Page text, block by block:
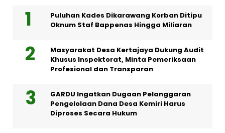
Puluhan Kades Dikarawang Korban Ditipu
Oknum Staf Bappenas Hingga Miliaran
Masyarakat Desa Kertajaya Dukung Audit
Khusus Inspektorat, Minta Pemeriksaan
Profesional dan Transparan
GARDU Ingatkan Dugaan Pelanggaran
Pengelolaan Dana Desa Kemiri Harus
Diproses Secara Hukum